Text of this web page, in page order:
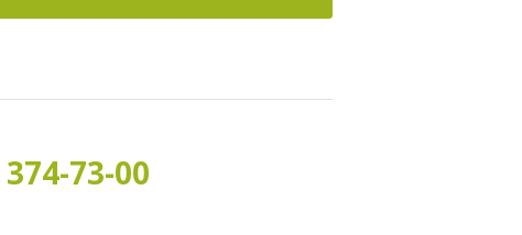
374-73-00